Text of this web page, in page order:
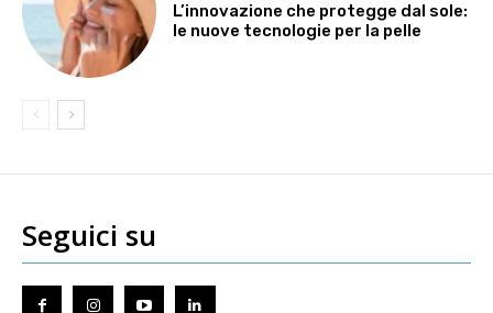
L’innovazione che protegge dal sole:
le nuove tecnologie per la pelle
Seguici su